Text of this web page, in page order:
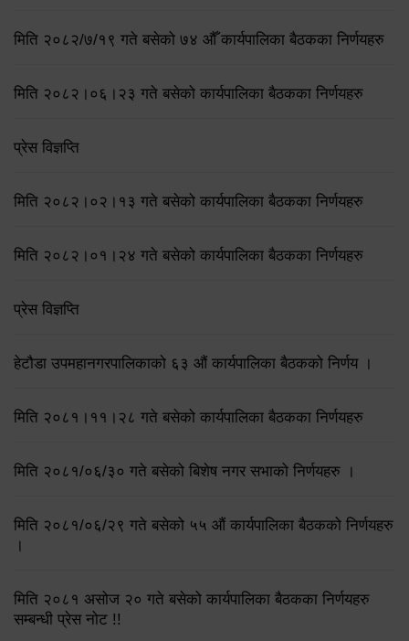
मिति २०८२/७/१९ गते बसेको ७४ औँ कार्यपालिका बैठकका निर्णयहरु
मिति २०८२।०६।२३ गते बसेको कार्यपालिका बैठकका निर्णयहरु
प्रेस विज्ञप्ति
मिति २०८२।०२।१३ गते बसेको कार्यपालिका बैठकका निर्णयहरु
मिति २०८२।०१।२४ गते बसेको कार्यपालिका बैठकका निर्णयहरु
प्रेस विज्ञप्ति
हेटौडा उपमहानगरपालिकाको ६३ औं कार्यपालिका बैठकको निर्णय ।
मिति २०८१।११।२८ गते बसेको कार्यपालिका बैठकका निर्णयहरु
मिति २०८१/०६/३० गते बसेको बिशेष नगर सभाको निर्णयहरु ।
मिति २०८१/०६/२९ गते बसेको ५५ औं कार्यपालिका बैठकको निर्णयहरु
।
मिति २०८१ असोज २० गते बसेको कार्यपालिका बैठकका निर्णयहरु
सम्बन्धी प्रेस नोट !!